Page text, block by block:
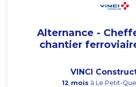
Alternance -
chantier
VINCI
12 mois à Le Petit-